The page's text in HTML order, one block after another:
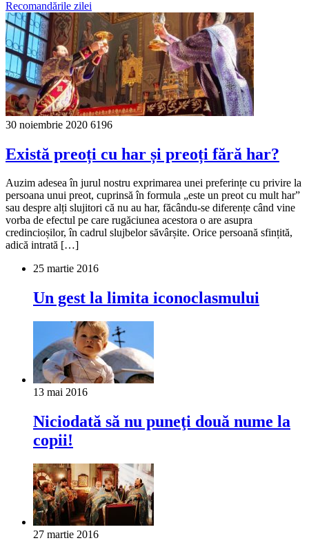
Recomandările zilei
30 noiembrie 2020 6196
Există preoți cu har și preoți fără har?
Auzim adesea în jurul nostru exprimarea unei preferințe cu privire la
persoana unui preot, cuprinsă în formula „este un preot cu mult har”
sau despre alți slujitori că nu au har, făcându-se diferențe când vine
vorba de efectul pe care rugăciunea acestora o are asupra
credincioșilor, în cadrul slujbelor săvârșite. Orice persoană sfințită,
adică intrată […]
25 martie 2016
Un gest la limita iconoclasmului
13 mai 2016
Niciodată să nu puneţi două nume la
copii!
27 martie 2016